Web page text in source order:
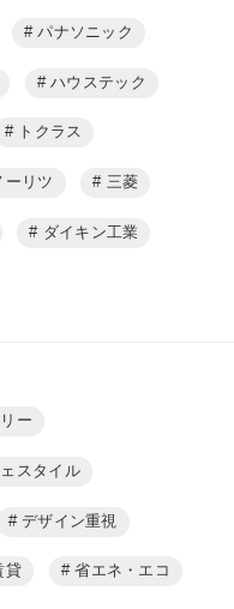
パナソニック
ハウステック
トクラス
リツ 三菱
ダイキン工業
ー
スタイル
デザイン重視
貸 省エネ・エコ